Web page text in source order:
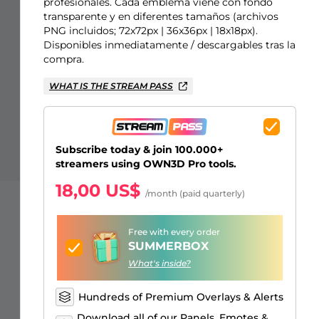
stream
Kicktransparente y en diferentes tamaños (archivos
PNG incluidos; 72x72px | 36x36px | 18x18px).
Disponibles inmediatamente / descargables tras la
compra.
WHAT IS THE STREAM PASS
Subscribe today & join 100.000+
streamers using OWN3D Pro tools.
18,00 US$ /month (paid quarterly)
Free with every order
SUMMERBOX
What's inside?
Hundreds of Premium Overlays & Alerts